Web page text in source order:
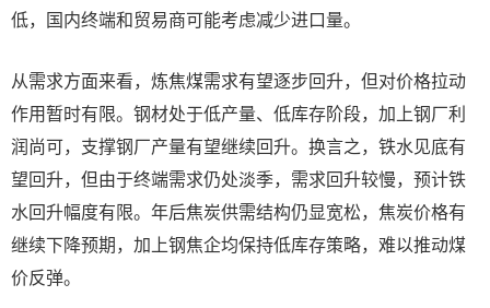
低，国内终端和贸易商可能考虑减少进口量。
从需求方面来看，炼焦煤需求有望逐步回升，但对价格拉动
作用暂时有限。钢材处于低产量、低库存阶段，加上钢厂利
润尚可，支撑钢厂产量有望继续回升。换言之，铁水见底有
望回升，但由于终端需求仍处淡季，需求回升较慢，预计铁
水回升幅度有限。年后焦炭供需结构仍显宽松，焦炭价格有
继续下降预期，加上钢焦企均保持低库存策略，难以推动煤
价反弹。